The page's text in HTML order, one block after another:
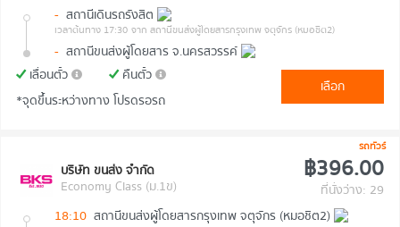
- สถานีเดินรถรังสิต
เวลาต้นทาง 17:30 จาก สถานีขนส่งผู้โดยสารกรุงเทพ จตุจักร (หมอชิต2)
- สถานีขนส่งผู้โดยสาร จ.นครสวรรค์
เลื่อนตั๋ว
คืนตั๋ว
*จุดขึ้นระหว่างทาง โปรดรอรถ
เลือก
รถทัวร์
บริษัท ขนส่ง จำกัด
Economy Class (ม.1ข)
฿396.00
ที่นั่งว่าง: 29
18:10 สถานีขนส่งผู้โดยสารกรุงเทพ จตุจักร (หมอชิต2)